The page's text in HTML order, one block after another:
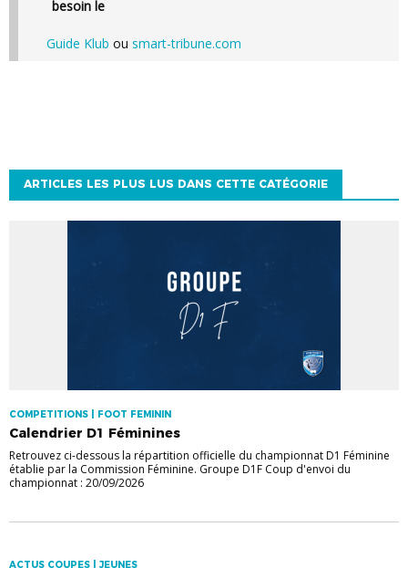
besoin le
Guide Klub ou smart-tribune.com
ARTICLES LES PLUS LUS DANS CETTE CATÉGORIE
COMPETITIONS | FOOT FEMININ
Calendrier D1 Féminines
Retrouvez ci-dessous la répartition officielle du championnat D1 Féminine
établie par la Commission Féminine. Groupe D1F Coup d'envoi du
championnat : 20/09/2026
ACTUS COUPES | JEUNES